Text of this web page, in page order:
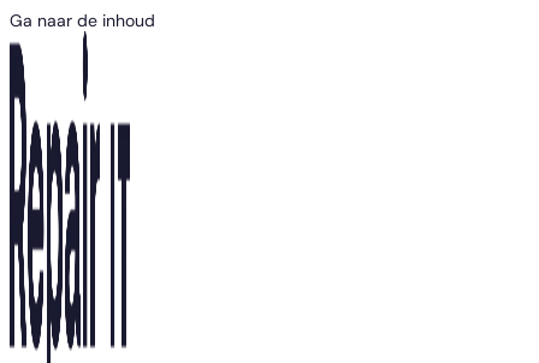
Ga naar de inhoud